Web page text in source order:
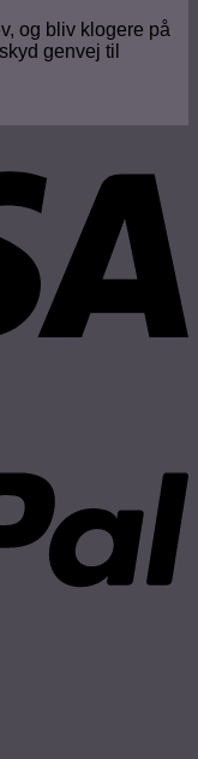
og bliv klogere på
genvej til